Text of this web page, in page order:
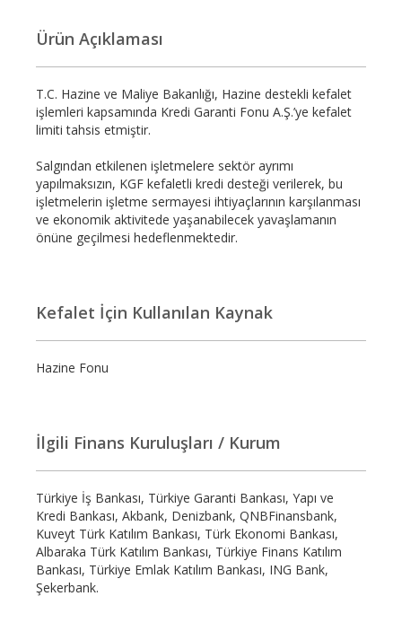
Ürün Açıklaması
T.C. Hazine ve Maliye Bakanlığı, Hazine destekli kefalet
işlemleri kapsamında Kredi Garanti Fonu A.Ş.’ye kefalet
limiti tahsis etmiştir.
Salgından etkilenen işletmelere sektör ayrımı
yapılmaksızın, KGF kefaletli kredi desteği verilerek, bu
işletmelerin işletme sermayesi ihtiyaçlarının karşılanması
ve ekonomik aktivitede yaşanabilecek yavaşlamanın
önüne geçilmesi hedeflenmektedir.
Kefalet İçin Kullanılan Kaynak
Hazine Fonu
İlgili Finans Kuruluşları / Kurum
Türkiye İş Bankası, Türkiye Garanti Bankası, Yapı ve
Kredi Bankası, Akbank, Denizbank, QNBFinansbank,
Kuveyt Türk Katılım Bankası, Türk Ekonomi Bankası,
Albaraka Türk Katılım Bankası, Türkiye Finans Katılım
Bankası, Türkiye Emlak Katılım Bankası, ING Bank,
Şekerbank.